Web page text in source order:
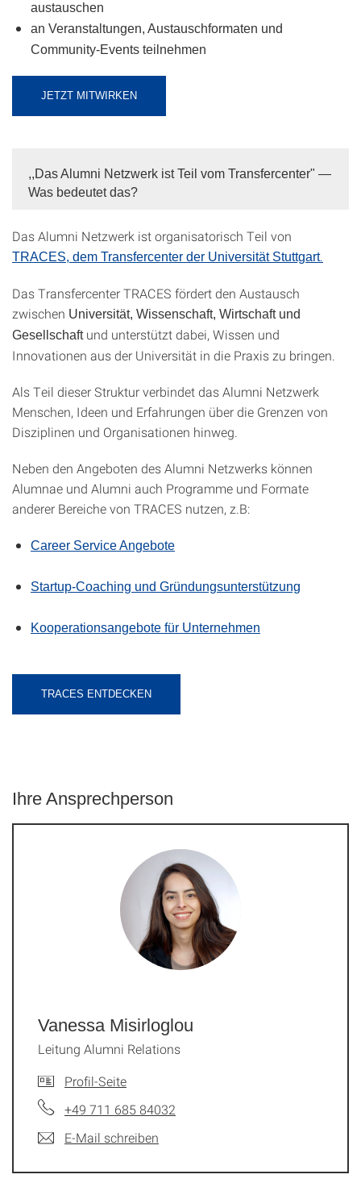
austauschen
an Veranstaltungen, Austauschformaten und
Community-Events teilnehmen
JETZT MITWIRKEN
,,Das Alumni Netzwerk ist Teil vom Transfercenter" —
Was bedeutet das?
Das Alumni Netzwerk ist organisatorisch Teil von
TRACES, dem Transfercenter der Universität Stuttgart.
Das Transfercenter TRACES fördert den Austausch
zwischen Universität, Wissenschaft, Wirtschaft und
Gesellschaftund unterstützt dabei, Wissen und
Innovationen aus der Universität in die Praxis zu bringen.
Als Teil dieser Struktur verbindet das Alumni Netzwerk
Menschen, Ideen und Erfahrungen über die Grenzen von
Disziplinen und Organisationen hinweg.
Neben den Angeboten des Alumni Netzwerks können
Alumnae und Alumni auch Programme und Formate
anderer Bereiche von TRACES nutzen, z.B:
Career Service Angebote
Startup-Coaching und Gründungsunterstützung
Kooperationsangebote für Unternehmen
TRACES ENTDECKEN
Ihre Ansprechperson
Vanessa Misirloglou
Leitung Alumni Relations
Profil-Seite
+49 711 685 84032
E-Mail schreiben